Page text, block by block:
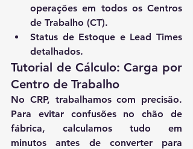
operações em todos os Centros
de Trabalho (CT).
Status de Estoque e Lead Times
detalhados.
Tutorial de Cálculo: Carga por
Centro de Trabalho
No CRP, trabalhamos com precisão.
Para evitar confusões no chão de
minutos antes de converter para